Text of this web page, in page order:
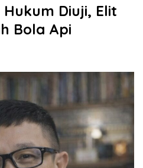
Diuji, Elit
Bola Api